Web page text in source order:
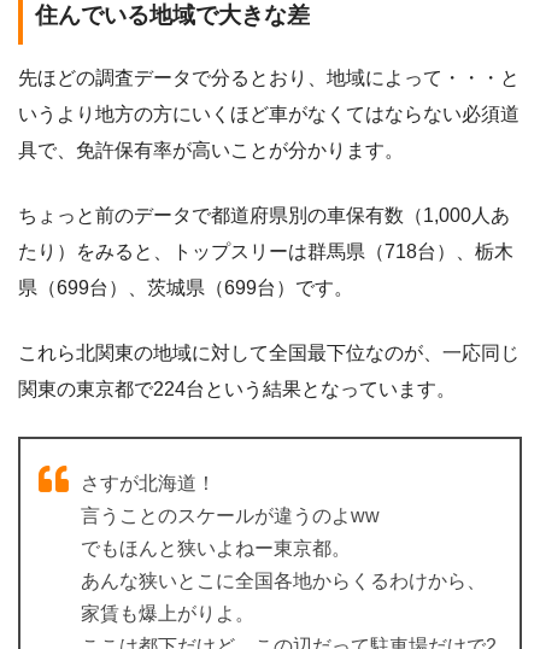
住んでいる地域で大きな差
先ほどの調査データで分るとおり、地域によって・・・と
いうより地方の方にいくほど車がなくてはならない必須道
具で、免許保有率が高いことが分かります。
ちょっと前のデータで都道府県別の車保有数（1,000人あ
たり）をみると、トップスリーは群馬県（718台）、栃木
県（699台）、茨城県（699台）です。
これら北関東の地域に対して全国最下位なのが、一応同じ
関東の東京都で224台という結果となっています。
さすが北海道！
言うことのスケールが違うのよww
でもほんと狭いよねー東京都。
あんな狭いとこに全国各地からくるわけから、
家賃も爆上がりよ。